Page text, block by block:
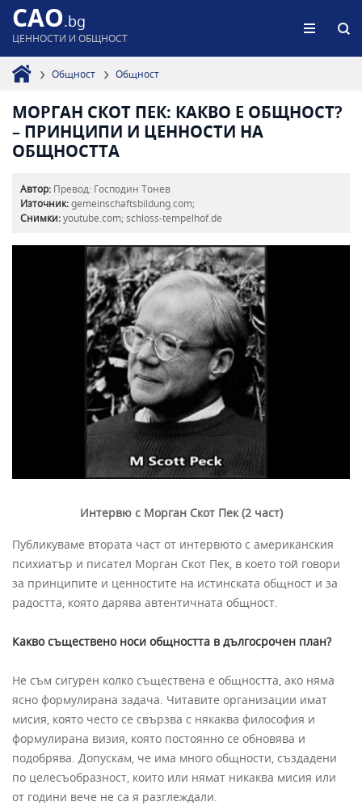
CAO.bg
ЦЕННОСТИ И ОБЩНОСТ
Общност Общност
МОРГАН СКОТ ПЕК: КАКВО Е ОБЩНОСТ?
– ПРИНЦИПИ И ЦЕННОСТИ НА
ОБЩНОСТТА
Автор: Превод: Господин Тонев
Източник:gemeinschaftsbildung.com;
Снимки:youtube.com; schloss-tempelhof.de
Интервю с Морган Скот Пек (2 част)
Публикуваме втората част от интервюто с американския
психиатър и писател Морган Скот Пек, в което той говори
за принципите и ценностите на истинската общност и за
радостта, която дарява автентичната общност.
Какво съществено носи общността в дългосрочен план?
Не съм сигурен колко съществена е общността, ако няма
ясно формулирана задача. Читавите организации имат
мисия, която често се свързва с някаква философия и
формулирана визия, която постоянно се обновява и
подобрява. Допускам, че има много общности, създадени
по целесъобразност, които или нямат никаква мисия или
от години вече не са я разглеждали.